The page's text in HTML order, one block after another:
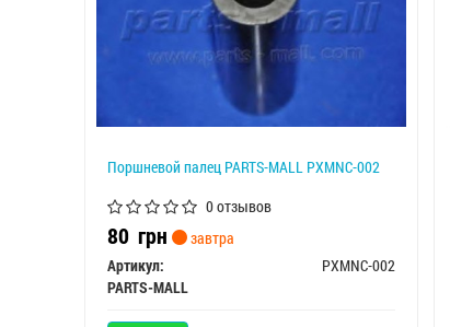
Поршневой палец PARTS-MALL PXMNC-002
0 отзывов
80 грн
завтра
Артикул:
PXMNC-002
PARTS-MALL